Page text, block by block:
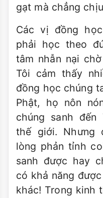
gạt mà chẳng
Các vị đồng
phải học theo
tâm nhẫn nại
Tôi cảm thấy
đồng học chúng
Phật, họ nôn
chúng sanh đến
thế giới. Nhưng
lòng phản tỉnh
sanh được hay
có khả năng
khác! Trong kinh